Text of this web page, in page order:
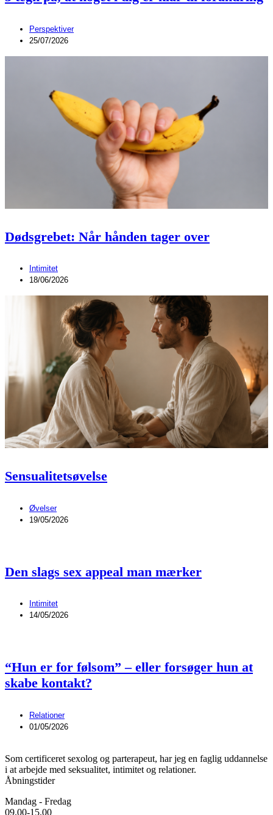
Perspektiver
25/07/2026
Dødsgrebet: Når hånden tager over
Intimitet
18/06/2026
Sensualitetsøvelse
Øvelser
19/05/2026
Den slags sex appeal man mærker
Intimitet
14/05/2026
“Hun er for følsom” – eller forsøger hun at
skabe kontakt?
Relationer
01/05/2026
Som certificeret sexolog og parterapeut, har jeg en faglig uddannelse
i at arbejde med seksualitet, intimitet og relationer.
Åbningstider
Mandag - Fredag
09.00-15.00